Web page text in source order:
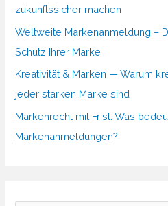
zukunftssicher machen
Weltweite Markenanmeldung –
Schutz Ihrer Marke
Kreativität & Marken — Warum
jeder starken Marke sind
Markenrecht mit Frist: Was
Markenanmeldungen?